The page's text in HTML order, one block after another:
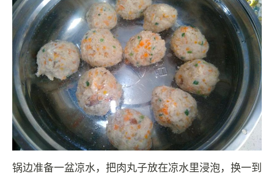
锅边准备一盆凉水，把肉丸子放在凉水里浸泡，换一到